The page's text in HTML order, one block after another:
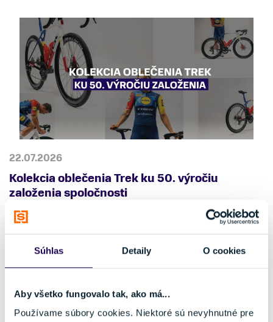
Súhlas Detaily O cookies
Aby všetko fungovalo tak, ako má...
Používame súbory cookies. Niektoré sú nevyhnutné pre
22.07.2026
Kolekcia oblečenia Trek ku 50. výročiu
založenia spoločnosti